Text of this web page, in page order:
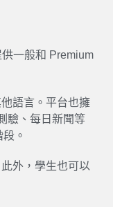
一般和 Premium
他語言。平台也擁
驗、每日新聞等
。
外，學生也可以